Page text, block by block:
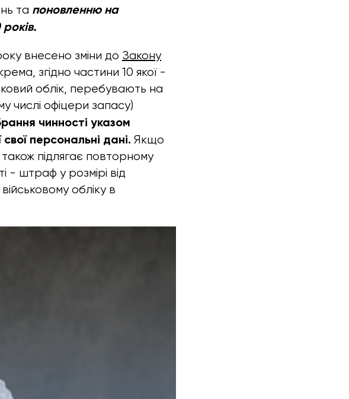
та поновленню на
внесено зміни до Закону
згідно частини 10 якої -
облік, перебувають на
числі офіцери запасу)
чинності указом
свої персональні дані. Якщо
підлягає повторному
- штраф у розмірі від
обліку в